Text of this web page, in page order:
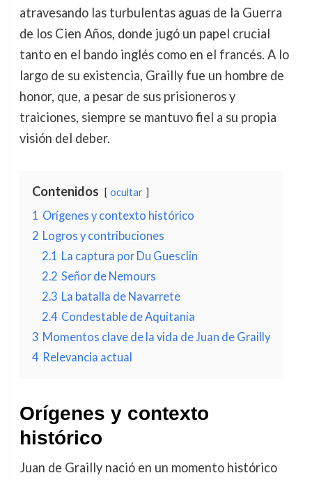
atravesando las turbulentas aguas de la Guerra
de los Cien Años, donde jugó un papel crucial
tanto en el bando inglés como en el francés. A lo
largo de su existencia, Grailly fue un hombre de
honor, que, a pesar de sus prisioneros y
traiciones, siempre se mantuvo fiel a su propia
visión del deber.
Contenidos ocultar
1 Orígenes y contexto histórico
2 Logros y contribuciones
2.1 La captura por Du Guesclin
2.2 Señor de Nemours
2.3 La batalla de Navarrete
2.4 Condestable de Aquitania
3 Momentos clave de la vida de Juan de Grailly
4 Relevancia actual
Orígenes y contexto
histórico
Juan de Grailly nació en un momento histórico